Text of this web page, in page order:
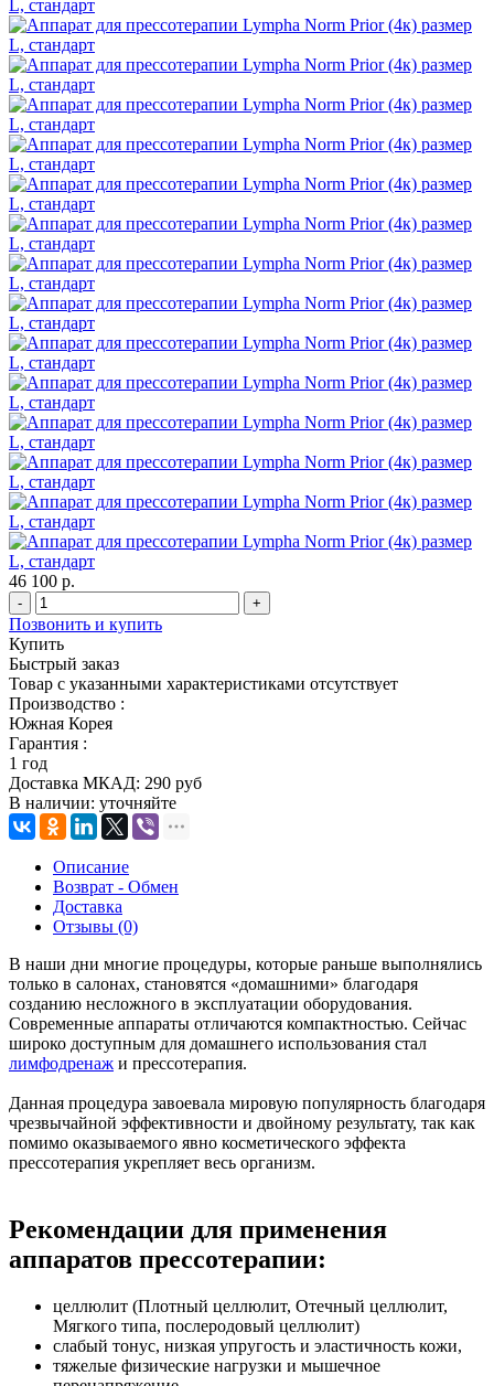
46 100 р.
- +
Позвонить и купить
Купить
Быстрый заказ
Товар с указанными характеристиками отсутствует
Производство :
Южная Корея
Гарантия :
1 год
Доставка МКАД: 290 руб
В наличии: уточняйте
Описание
Возврат - Обмен
Доставка
Отзывы (0)
В наши дни многие процедуры, которые раньше выполнялись
только в салонах, становятся «домашними» благодаря
созданию несложного в эксплуатации оборудования.
Современные аппараты отличаются компактностью. Сейчас
широко доступным для домашнего использования стал
лимфодренаж и прессотерапия.
Данная процедура завоевала мировую популярность благодаря
чрезвычайной эффективности и двойному результату, так как
помимо оказываемого явно косметического эффекта
прессотерапия укрепляет весь организм.
Рекомендации для применения
аппаратов прессотерапии:
целлюлит (Плотный целлюлит, Отечный целлюлит,
Мягкого типа, послеродовый целлюлит)
слабый тонус, низкая упругость и эластичность кожи,
тяжелые физические нагрузки и мышечное